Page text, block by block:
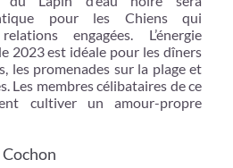
pour les Chiens qui
engagées. L’énergie
2023 est idéale pour les dîners
les promenades sur la plage et
Les membres célibataires de ce
cultiver un amour-propre